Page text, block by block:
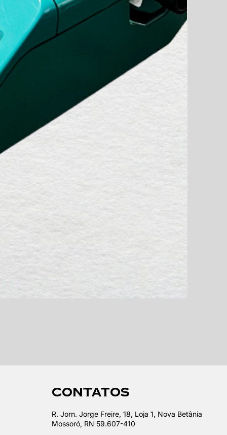
CONTATOS
R. Jorn. Jorge Freire, 18, Loja 1, Nova Betânia
Mossoró, RN 59.607-410